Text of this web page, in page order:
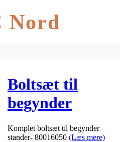
Nord
Boltsæt til
begynder
stander
Komplet boltsæt til begynder
stander- 80016050 (Læs mere)